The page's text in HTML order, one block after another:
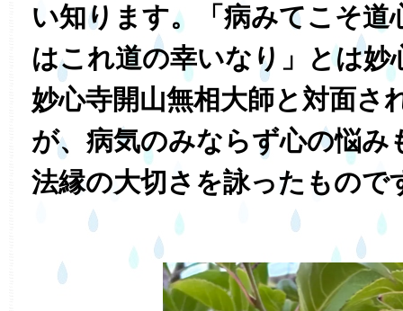
い知ります。「病みてこそ道
はこれ道の幸いなり」とは妙
妙心寺開山無相大師と対面さ
が、病気のみならず心の悩み
法縁の大切さを詠ったもので